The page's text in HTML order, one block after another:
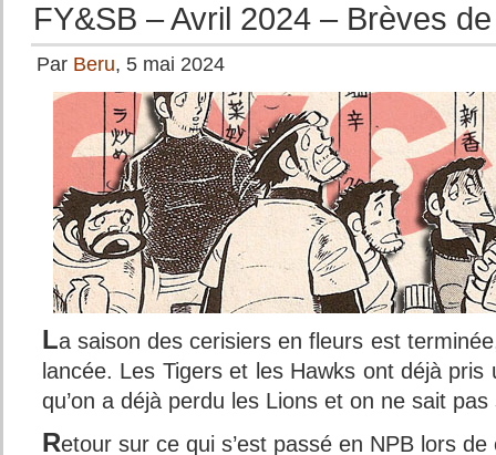
FY&SB – Avril 2024 – Brèves
Par Beru, 5 mai 2024
La saison des cerisiers en fleurs est
lancée. Les Tigers et les Hawks ont déjà
qu’on a déjà perdu les Lions et on ne sait
Retour sur ce qui s’est passé en NPB lors de